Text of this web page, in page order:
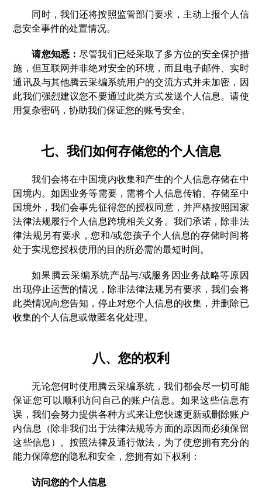
同时，我们还将按照监管部门要求，主动上报个人信
息安全事件的处置情况。
请您知悉：尽管我们已经采取了多方位的安全保护措
施，但互联网并非绝对安全的环境，而且电子邮件、实时
通讯及与其他腾云采编系统用户的交流方式并未加密，因
此我们强烈建议您不要通过此类方式发送个人信息。请使
用复杂密码，协助我们保证您的账号安全。
七、我们如何存储您的个人信息
我们会将在中国境内收集和产生的个人信息存储在中
国境内。如因业务等需要，需将个人信息传输、存储至中
国境外，我们会事先征得您的授权同意，并严格按照国家
法律法规履行个人信息跨境相关义务。我们承诺，除非法
律法规另有要求，您和/或您孩子个人信息的存储时间将
处于实现您授权使用的目的所必需的最短时间。
如果腾云采编系统产品与/或服务因业务战略等原因
出现停止运营的情况，除非法律法规另有要求，我们会将
此类情况向您告知，停止对您个人信息的收集，并删除已
收集的个人信息或做匿名化处理。
八、您的权利
无论您何时使用腾云采编系统，我们都会尽一切可能
保证您可以顺利访问自己的账户信息。如果这些信息有
误，我们会努力提供各种方式来让您快速更新或删除账户
内信息（除非我们出于法律法规等方面的原因而必须保留
这些信息）。按照法律及通行做法，为了使您拥有充分的
能力保障您的隐私和安全，您拥有如下权利：
访问您的个人信息